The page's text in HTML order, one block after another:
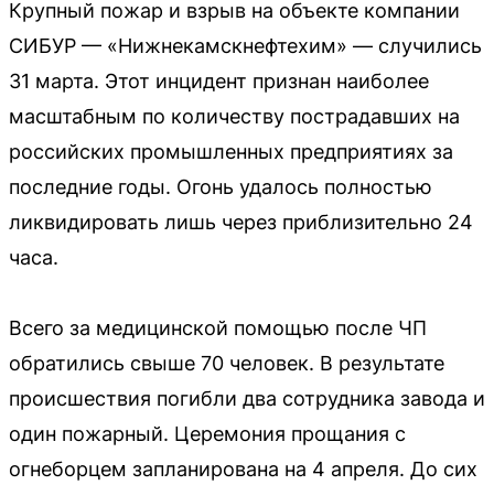
Крупный пожар и взрыв на объекте компании
СИБУР — «Нижнекамскнефтехим» — случились
31 марта. Этот инцидент признан наиболее
масштабным по количеству пострадавших на
российских промышленных предприятиях за
последние годы. Огонь удалось полностью
ликвидировать лишь через приблизительно 24
часа.
Всего за медицинской помощью после ЧП
обратились свыше 70 человек. В результате
происшествия погибли два сотрудника завода и
один пожарный. Церемония прощания с
огнеборцем запланирована на 4 апреля. До сих